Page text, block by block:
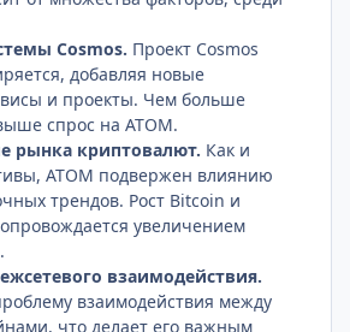
Cosmos. Проект Cosmos
добавляя новые
и проекты. Чем больше
спрос на ATOM.
рынка криптовалют. Как и
ATOM подвержен влиянию
трендов. Рост Bitcoin и
увеличением
взаимодействия.
взаимодействия между
что делает его важным